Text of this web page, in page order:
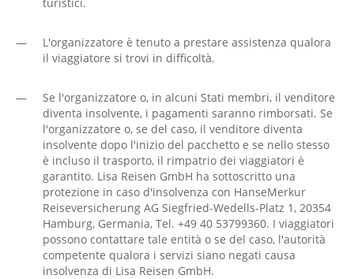
—
L'organizzatore è tenuto a prestare assistenza qualora
il viaggiatore si trovi in difficoltà.
—
Se l'organizzatore o, in alcuni Stati membri, il venditore
diventa insolvente, i pagamenti saranno rimborsati. Se
l'organizzatore o, se del caso, il venditore diventa
insolvente dopo l'inizio del pacchetto e se nello stesso
è incluso il trasporto, il rimpatrio dei viaggiatori è
garantito. Lisa Reisen GmbH ha sottoscritto una
protezione in caso d'insolvenza con HanseMerkur
Reiseversicherung AG Siegfried-Wedells-Platz 1, 20354
Hamburg, Germania, Tel. +49 40 53799360. I viaggiatori
possono contattare tale entità o se del caso, l'autorità
competente qualora i servizi siano negati causa
insolvenza di Lisa Reisen GmbH.